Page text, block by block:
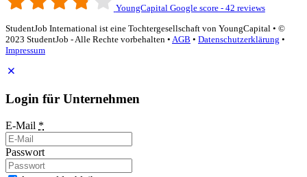
YoungCapital Google score - 42 reviews
StudentJob International ist eine Tochtergesellschaft von YoungCapital • ©
2023 StudentJob - Alle Rechte vorbehalten • AGB • Datenschutzerklärung •
Impressum
Login für Unternehmen
E-Mail *
Passwort